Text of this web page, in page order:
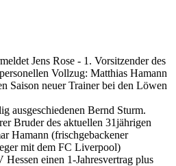
Jens Rose - 1. Vorsitzender des
Vollzug: Matthias Hamann
Saison neuer Trainer bei den Löwen
ausgeschiedenen Bernd Sturm.
Bruder des aktuellen 31jährigen
Hamann (frischgebackener
mit dem FC Liverpool)
einen 1-Jahresvertrag plus